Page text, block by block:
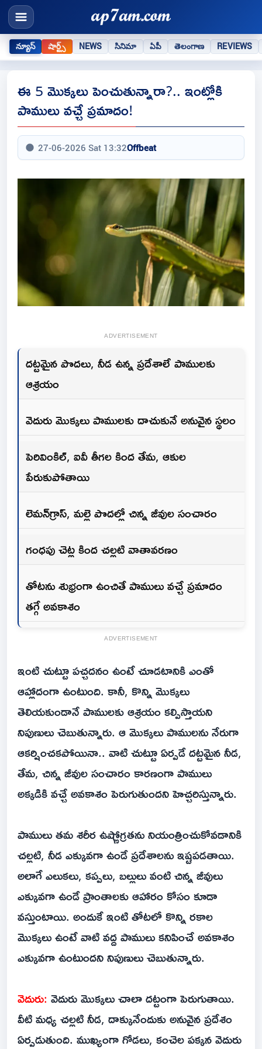
న్యూస్ షార్ట్స్ NEWS సినిమా ఏపీ తెలంగాణ REVIEWS
ఈ 5 మొక్కలు పెంచుతున్నారా?.. ఇంట్లోకి
పాములు వచ్చే ప్రమాదం!
27-06-2026 Sat 13:32Offbeat
ADVERTISEMENT
దట్టమైన పొదలు, నీడ ఉన్న ప్రదేశాలే పాములకు
ఆశ్రయం
వెదురు మొక్కలు పాములకు దాచుకునే అనువైన స్థలం
పెరివింకిల్‌, ఐవీ తీగల కింద తేమ, ఆకుల
పేరుకుపోతాయి
లెమన్‌గ్రాస్‌, మల్లె పొదల్లో చిన్న జీవుల సంచారం
గంధపు చెట్ల కింద చల్లటి వాతావరణం
తోటను శుభ్రంగా ఉంచితే పాములు వచ్చే ప్రమాదం
తగ్గే అవకాశం
ADVERTISEMENT
ఇంటి చుట్టూ పచ్చదనం ఉంటే చూడటానికి ఎంతో
ఆహ్లాదంగా ఉంటుంది. కానీ, కొన్ని మొక్కలు
తెలియకుండానే పాములకు ఆశ్రయం కల్పిస్తాయని
నిపుణులు చెబుతున్నారు. ఆ మొక్కలు పాములను నేరుగా
ఆకర్షించకపోయినా.. వాటి చుట్టూ ఏర్పడే దట్టమైన నీడ,
తేమ, చిన్న జీవుల సంచారం కారణంగా పాములు
అక్కడికి వచ్చే అవకాశం పెరుగుతుందని హెచ్చరిస్తున్నారు.
పాములు తమ శరీర ఉష్ణోగ్రతను నియంత్రించుకోవడానికి
చల్లటి, నీడ ఎక్కువగా ఉండే ప్రదేశాలను ఇష్టపడతాయి.
అలాగే ఎలుకలు, కప్పలు, బల్లులు వంటి చిన్న జీవులు
ఎక్కువగా ఉండే ప్రాంతాలకు ఆహారం కోసం కూడా
వస్తుంటాయి. అందుకే ఇంటి తోటలో కొన్ని రకాల
మొక్కలు ఉంటే వాటి వద్ద పాములు కనిపించే అవకాశం
ఎక్కువగా ఉంటుందని నిపుణులు చెబుతున్నారు.
వెదురు: వెదురు మొక్కలు చాలా దట్టంగా పెరుగుతాయి.
వీటి మధ్య చల్లటి నీడ, దాక్కునేందుకు అనువైన ప్రదేశం
ఏర్పడుతుంది. ముఖ్యంగా గోడలు, కంచెల పక్కన వెదురు